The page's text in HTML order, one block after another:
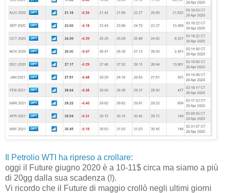
Il Petrolio WTI ha ripreso a crollare:
oggi il Future giugno 2020 è a 10-11$ circa ma siamo a più
di 20gg dalla sua scadenza (!).
Vi ricordo che il Future di maggio crollò negli ultimi giorni